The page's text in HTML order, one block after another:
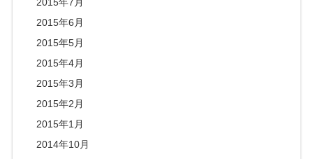
2015年6月
2015年5月
2015年4月
2015年3月
2015年2月
2015年1月
2014年10月